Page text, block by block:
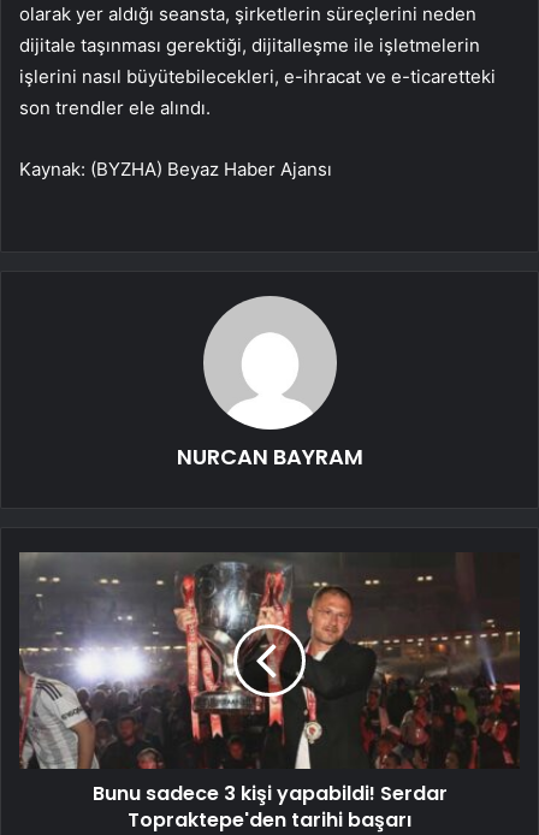
olarak yer aldığı seansta, şirketlerin süreçlerini neden
dijitale taşınması gerektiği, dijitalleşme ile işletmelerin
işlerini nasıl büyütebilecekleri, e-ihracat ve e-ticaretteki
son trendler ele alındı.
Kaynak: (BYZHA) Beyaz Haber Ajansı
NURCAN BAYRAM
Bunu sadece 3 kişi yapabildi! Serdar
Topraktepe'den tarihi başarı